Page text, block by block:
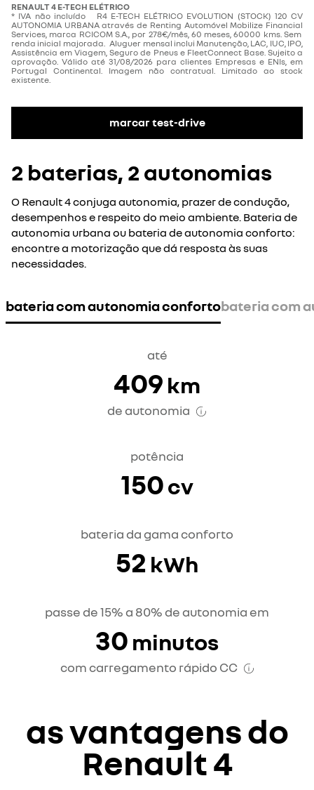
RENAULT 4 E-TECH ELÉTRICO
* IVA não incluído R4 E-TECH ELÉTRICO EVOLUTION (STOCK) 120 CV
AUTONOMIA URBANA através de Renting Automóvel Mobilize Financial
Services, marca RCICOM S.A., por 278€/mês, 60 meses, 60000 kms. Sem
renda inicial majorada. Aluguer mensal inclui Manutenção, LAC, IUC, IPO,
Assistência em Viagem, Seguro de Pneus e FleetConnect Base. Sujeito a
aprovação. Válido até 31/08/2026 para clientes Empresas e ENIs, em
Portugal Continental. Imagem não contratual. Limitado ao stock
existente.
marcar test-drive
2 baterias, 2 autonomias
O Renault 4 conjuga autonomia, prazer de condução,
desempenhos e respeito do meio ambiente. Bateria de
autonomia urbana ou bateria de autonomia conforto:
encontre a motorização que dá resposta às suas
necessidades.​
bateria com autonomia confortobateria com
até
409 km
de autonomia
potência
150cv
bateria da gama conforto
52 kWh
passe de 15% a 80% de autonomia em
30 minutos
com carregamento rápido CC
as vantagens do
Renault 4